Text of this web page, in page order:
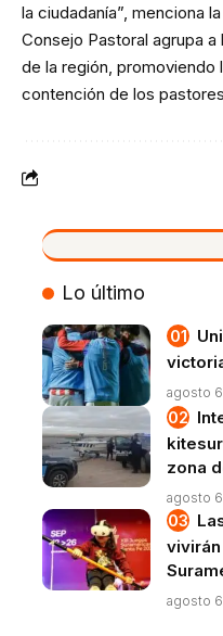
la ciudadanía”, menciona
Consejo Pastoral agrupa
de la región, promoviendo
contención de los
VIVO
Lo último
agosto
zona
agosto
agosto